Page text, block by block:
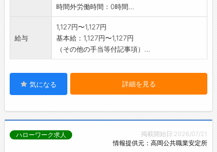
時間外労働時間：0時間...
給与
1,127円〜1,127円
基本給：1,127円〜1,127円
（その他の手当等付記事項）...
気になる 詳細を見る
掲載開始日:2026/07/21
情報提供元：高岡公共職業安定所
ハローワーク求人